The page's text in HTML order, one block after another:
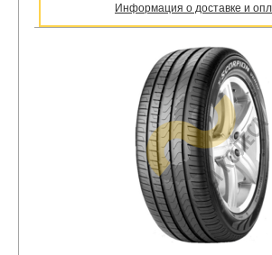
Информация о доставке и